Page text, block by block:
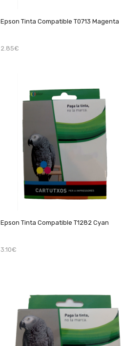
Epson Tinta Compatible T0713 Magenta
2.85€
Epson Tinta Compatible T1282 Cyan
3.10€